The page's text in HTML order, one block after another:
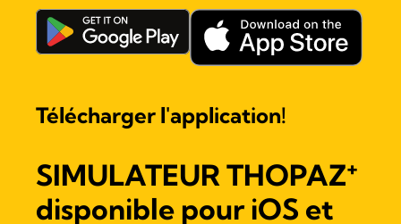
Télécharger l'application!
SIMULATEURTHOPAZ+
disponible pour iOS et